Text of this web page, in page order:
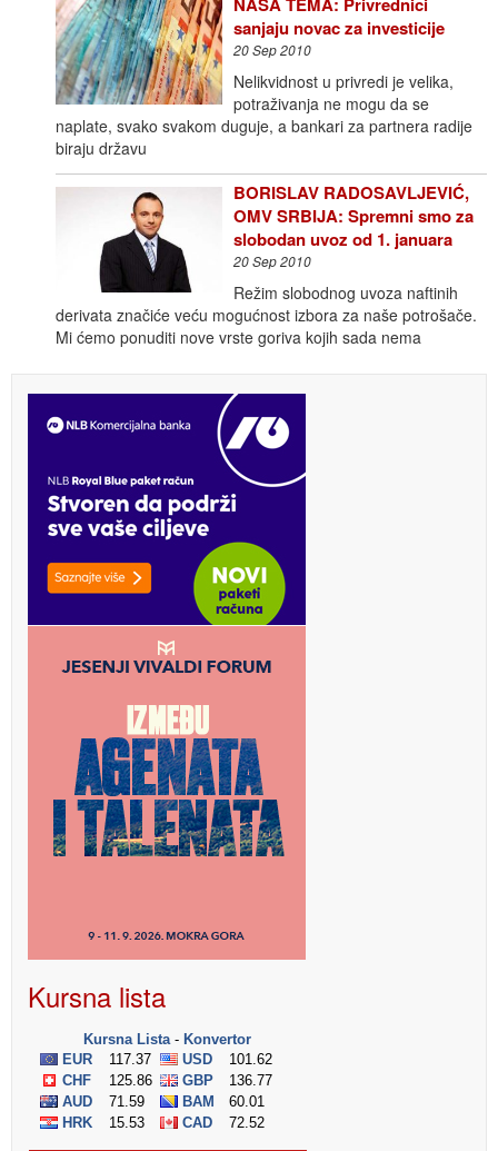
sanjaju novac za investicije
20 Sep 2010
Nelikvidnost u privredi je velika,
potraživanja ne mogu da se
naplate, svako svakom duguje, a bankari za partnera radije
biraju državu
BORISLAV RADOSAVLJEVIĆ,
OMV SRBIJA: Spremni smo za
slobodan uvoz od 1. januara
20 Sep 2010
Režim slobodnog uvoza naftinih
derivata značiće veću mogućnost izbora za naše potrošače.
Mi ćemo ponuditi nove vrste goriva kojih sada nema
Kursna lista